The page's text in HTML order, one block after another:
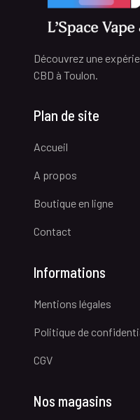
Découvrez une
CBD à Toulon.
Plan de site
Accueil
A propos
Boutique en ligne
Contact
Informations
Mentions légales
Politique de
CGV
Nos magasins